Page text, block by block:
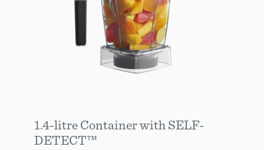
1.4-litre Container with SELF-
DETECT™